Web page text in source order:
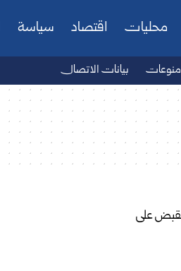
محليات اقتصاد سياسة
منوعات بيانات الاتصال